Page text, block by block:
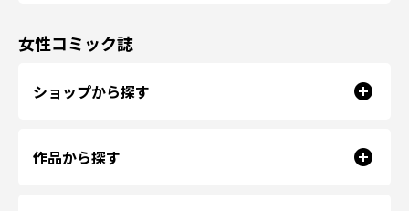
女性コミック誌
ショップから探す
作品から探す